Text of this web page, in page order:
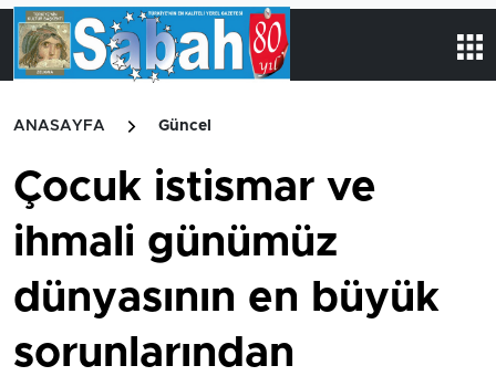
ANASAYFA Güncel
Çocuk istismar ve
ihmali günümüz
dünyasının en büyük
sorunlarından